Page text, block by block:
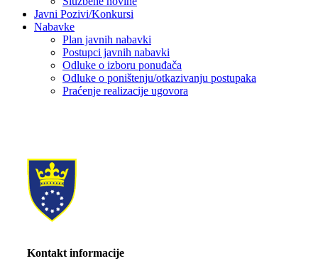
Javni Pozivi/Konkursi
Nabavke
Plan javnih nabavki
Postupci javnih nabavki
Odluke o izboru ponuđača
Odluke o poništenju/otkazivanju postupaka
Praćenje realizacije ugovora
Kontakt informacije